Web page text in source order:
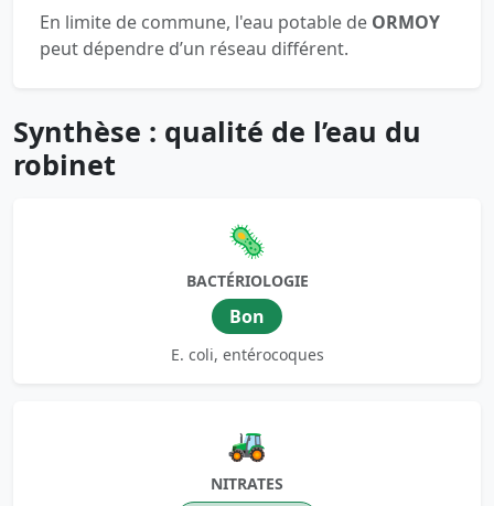
En limite de commune, l'eau potable de ORMOY
peut dépendre d’un réseau différent.
Synthèse : qualité de l’eau du
robinet
🦠
BACTÉRIOLOGIE
Bon
E. coli, entérocoques
🚜
NITRATES